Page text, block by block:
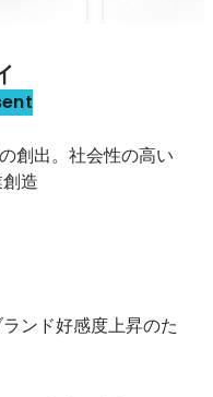
創出。社会性の高い
造
ンド好感度上昇のた